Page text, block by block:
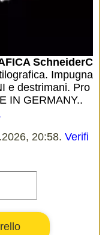
SchneiderC
Impugna
e destrimani. Pro
IN GERMANY..
20:58. Verifi